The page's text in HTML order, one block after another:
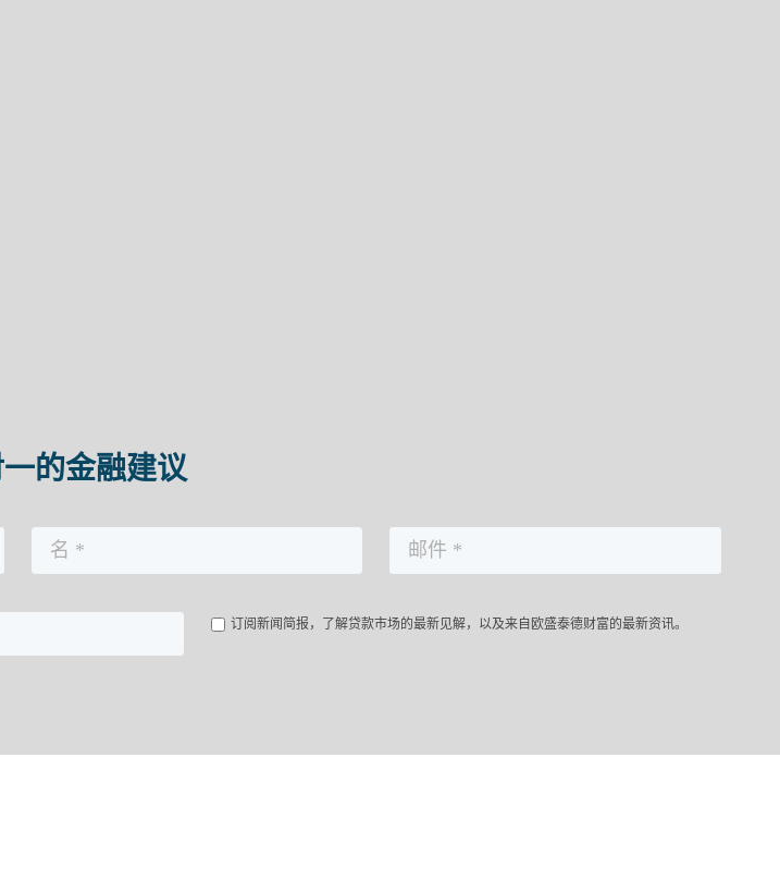
的金融建议
订阅新闻简报，了解贷款市场的最新见解，以及来自欧盛泰德财富的最新资讯。